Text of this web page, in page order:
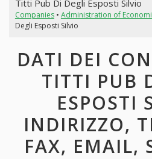
Titti Pub Di Degli Esposti Silvio
Companies• Administration of
Degli Esposti Silvio
DATI DEI
TITTI PUB
ESPOSTI
INDIRIZZO,
FAX, EMAIL,